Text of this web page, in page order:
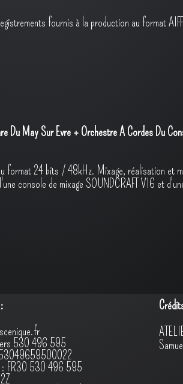
fournis à la production au format
Du May Sur Evre + Orchestre À Cordes Du
format 24 bits / 48kHz. Mixage, réalisation et
console de mixage SOUNDCRAFT VI6 et
530 496 595
: FR30 530 496 595